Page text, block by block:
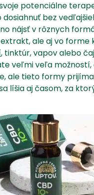
potenciálne
bez
nájsť v rôznych
ale aj vo forme
, tinktúr, vapov alebo
veľmi veľa možností,
ale tieto formy
líšia aj časom, za